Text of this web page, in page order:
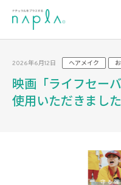
content
2026年6月12日 ヘアメイク
映画「ライフセー
使用いただきました